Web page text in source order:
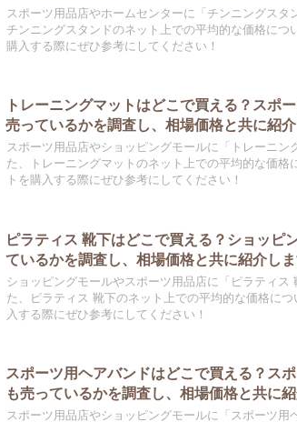
スポーツ用品店やホームセンターに「チンニングスタ
チンニングスタンドのネット上での平均的な価格に
購入する際にぜひ参考にしてください！
トレーニングマットはどこで買える？スポ
売っているかを調査し、相場価格と共に紹介
スポーツ用品店やショッピングモールに「トレーニン
た、トレーニングマットのネット上での平均的な価格
トを購入する際にぜひ参考にしてください！
ピラティス 靴下はどこで買える？ショッピ
ているかを調査し、相場価格と共に紹介しま
ショッピングモールやスポーツ用品店に「ピラティス
た、ピラティス 靴下のネット上での平均的な価格に
入する際にぜひ参考にしてください！
スポーツ用ヘアバンドはどこで買える？ス
も売っているかを調査し、相場価格と共に紹
スポーツ用品店やショッピングモールに「スポーツ用